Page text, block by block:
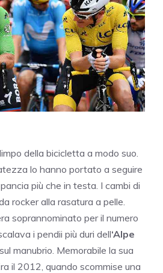
della bicicletta a modo suo.
lo hanno portato a seguire
più che in testa. I cambi di
rocker alla rasatura a pelle.
soprannominato per il numero
i pendii più duri dell‘Alpe
manubrio. Memorabile la sua
il 2012, quando scommise una